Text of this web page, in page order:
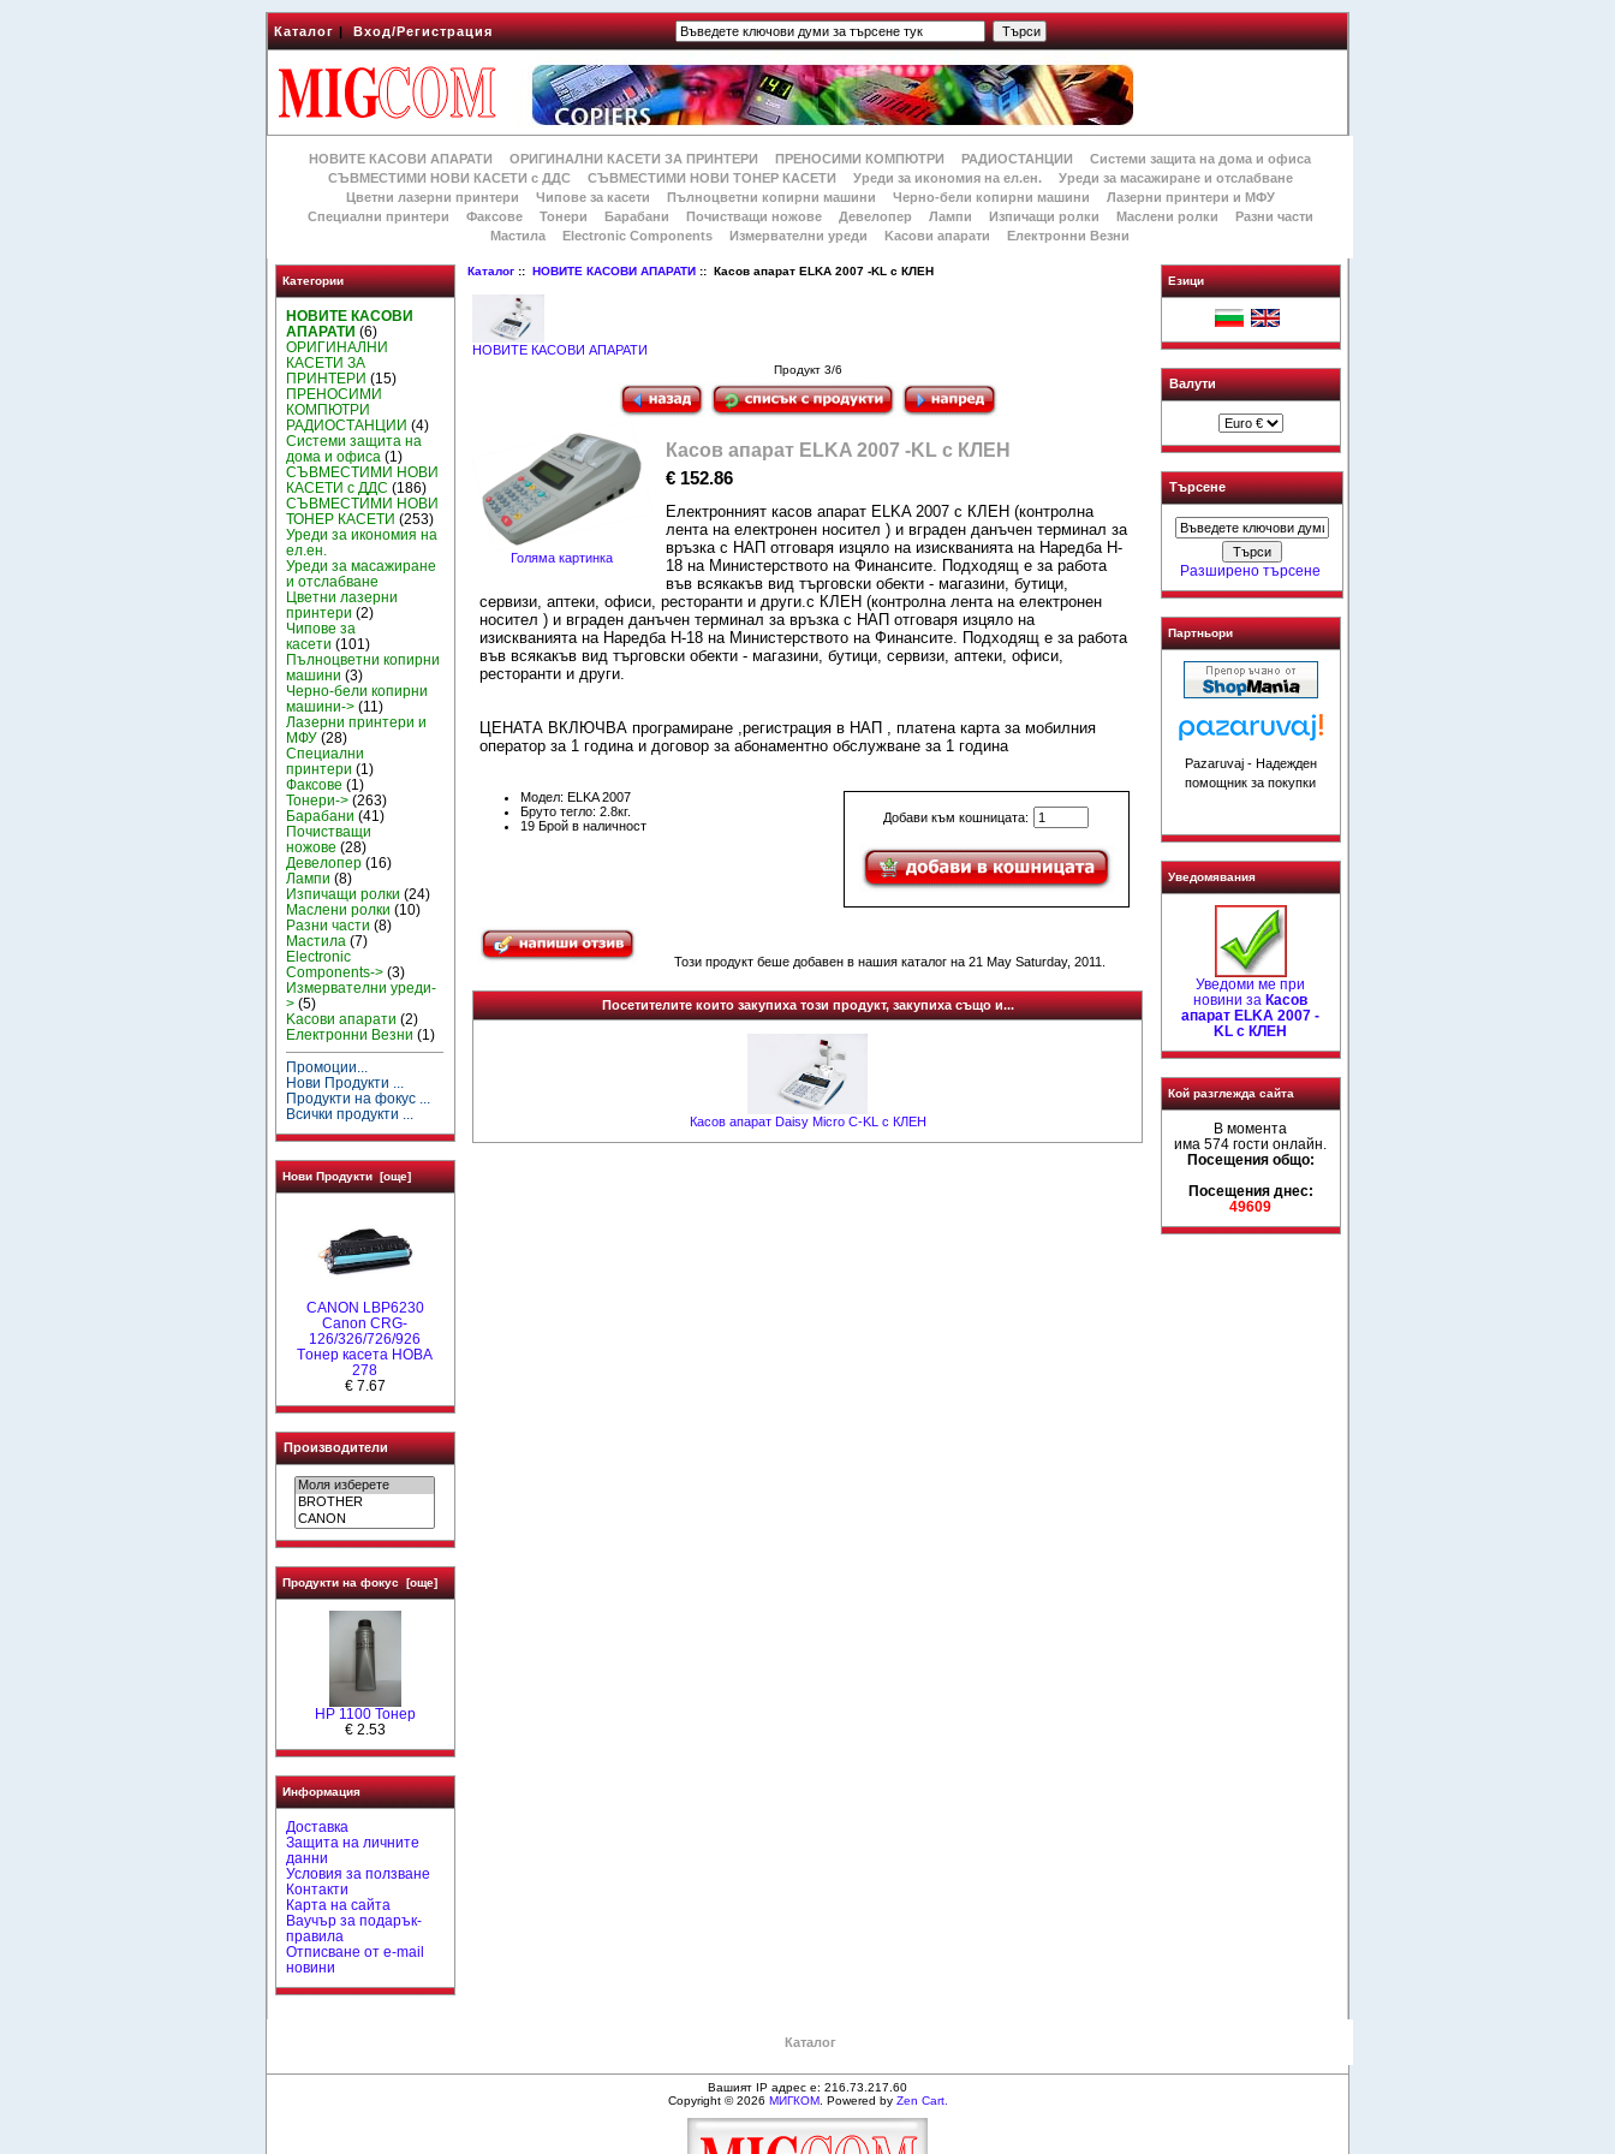
Каталог|Вход/Регистрация
НОВИТЕ КАСОВИ АПАРАТИ ОРИГИНАЛНИ КАСЕТИ ЗА ПРИНТЕРИ ПРЕНОСИМИ КОМПЮТРИ РАДИОСТАНЦИИ
Системи защита на дома и офиса
СЪВМЕСТИМИ НОВИ КАСЕТИ с ДДС
СЪВМЕСТИМИ НОВИ ТОНЕР КАСЕТИ Уреди за икономия на ел.ен.
Уреди за масажиране и отслабване
Цветни лазерни принтери
Чипове за касети Пълноцветни копирни машини Черно-бели копирни машини
Лазерни принтери и МФУ
Специални принтери
Факсове Тонери Барабани Почистващи ножове Девелопер Лампи Изпичащи ролки Маслени ролки
Разни части
Мастила
Electronic Components Измервателни уреди Kасови апарати Електронни Везни
Категории
НОВИТЕ КАСОВИ
АПАРАТИ (6)
ОРИГИНАЛНИ
КАСЕТИ ЗА
ПРИНТЕРИ (15)
ПРЕНОСИМИ
КОМПЮТРИ
РАДИОСТАНЦИИ (4)
Системи защита на
дома и офиса (1)
СЪВМЕСТИМИ НОВИ
КАСЕТИ с ДДС (186)
СЪВМЕСТИМИ НОВИ
ТОНЕР КАСЕТИ (253)
Уреди за икономия на
ел.ен.
Уреди за масажиране
и отслабване
Цветни лазерни
принтери (2)
Чипове за
касети (101)
Пълноцветни копирни
машини (3)
Черно-бели копирни
машини-> (11)
Лазерни принтери и
МФУ (28)
Специални
принтери (1)
Факсове (1)
Тонери-> (263)
Барабани (41)
Почистващи
ножове (28)
Девелопер (16)
Лампи (8)
Изпичащи ролки (24)
Маслени ролки (10)
Разни части (8)
Мастила (7)
Electronic
Components-> (3)
Измервателни уреди-
> (5)
Kасови апарати (2)
Електронни Везни (1)
Промоции...
Нови Продукти ...
Продукти на фокус ...
Всички продукти ...
Нови Продукти [още]
CANON LBP6230
Canon CRG-
126/326/726/926
Tонер касета НОВА
278
€ 7.67
Производители
Продукти на фокус [още]
HP 1100 Тонер
€ 2.53
Информация
Доставка
Защита на личните
данни
Условия за ползване
Контакти
Карта на сайта
Ваучър за подарък-
правила
Отписване от e-mail
новини
Каталог ::НОВИТЕ КАСОВИ АПАРАТИ :: Касов апарат ELKA 2007 -KL с КЛЕН
НОВИТЕ КАСОВИ АПАРАТИ
Продукт 3/6
Голяма картинка
Касов апарат ELKA 2007 -KL с КЛЕН
€ 152.86
Електронният касов апарат ELKA 2007 с КЛЕН (контролна
лента на електронен носител ) и вграден данъчен терминал за
връзка с НАП отговаря изцяло на изискванията на Наредба H-
18 на Министерството на Финансите. Подходящ е за работа
във всякакъв вид търговски обекти - магазини, бутици,
сервизи, аптеки, офиси, ресторанти и други.с КЛЕН (контролна лента на електронен
носител ) и вграден данъчен терминал за връзка с НАП отговаря изцяло на
изискванията на Наредба H-18 на Министерството на Финансите. Подходящ е за работа
във всякакъв вид търговски обекти - магазини, бутици, сервизи, аптеки, офиси,
ресторанти и други.
ЦЕНАТА ВКЛЮЧВА програмиране ,регистрация в НАП , платена карта за мобилния
оператор за 1 година и договор за абонаментно обслужване за 1 година
Добави към кошницата:
Модел: ELKA 2007
Бруто тегло: 2.8кг.
19 Брой в наличност
Този продукт беше добавен в нашия каталог на 21 May Saturday, 2011.
Посетителите които закупиха този продукт, закупиха също и...
Касов апарат Daisy Micro C-KL с КЛЕН
Езици
Валути
Търсене
Разширено търсене
Партньори
Pazaruvaj - Надежден
помощник за покупки
Уведомявания
Уведоми ме при
новини за Касов
апарат ELKA 2007 -
KL с КЛЕН
Кой разглежда сайта
В момента
има 574 гости онлайн.
Посещения общо:
Посещения днес:
49609
Каталог
Вашият IP адрес е: 216.73.217.60
Copyright © 2026 МИГКОМ. Powered by Zen Cart.